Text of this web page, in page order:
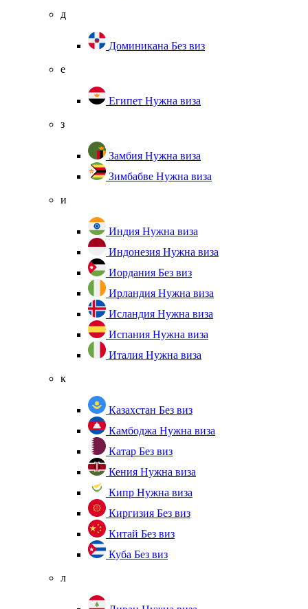
д
Доминикана Без виз
е
Египет Нужна виза
з
Замбия Нужна виза
Зимбабве Нужна виза
и
Индия Нужна виза
Индонезия Нужна виза
Иордания Без виз
Ирландия Нужна виза
Исландия Нужна виза
Испания Нужна виза
Италия Нужна виза
к
Казахстан Без виз
Камбоджа Нужна виза
Катар Без виз
Кения Нужна виза
Кипр Нужна виза
Киргизия Без виз
Китай Без виз
Куба Без виз
л